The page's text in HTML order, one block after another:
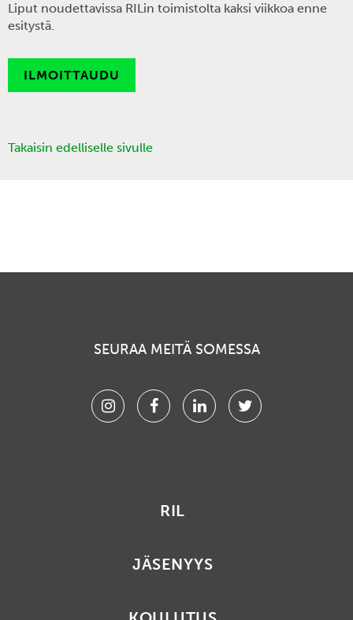
Liput noudettavissa RILin toimistolta kaksi viikkoa enne
esitystä.
ILMOITTAUDU
Takaisin edelliselle sivulle
SEURAA MEITÄ SOMESSA
InstagramFacebookLinkedinTwitter
RIL
JÄSENYYS